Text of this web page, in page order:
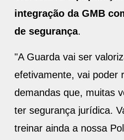
integração da GMB
de segurança.
"A Guarda vai ser
efetivamente, vai poder
demandas que, muitas
ter segurança jurídica.
treinar ainda a nossa